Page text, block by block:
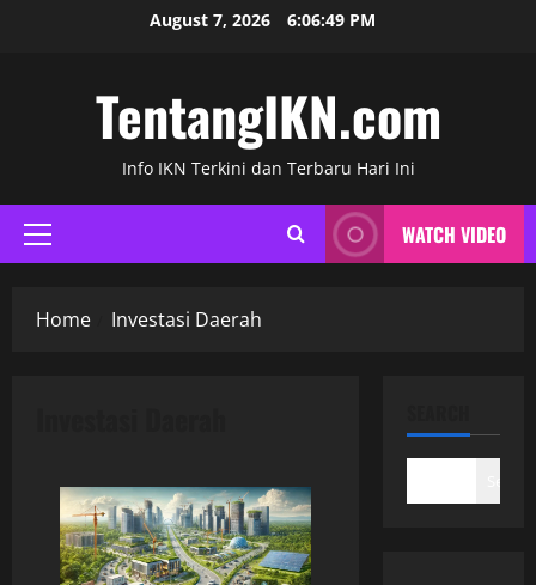
August 7, 2026 6:06:49 PM
TentangIKN.com
Info IKN Terkini dan Terbaru Hari Ini
Primary
Menu
WATCH VIDEO
Home Investasi Daerah